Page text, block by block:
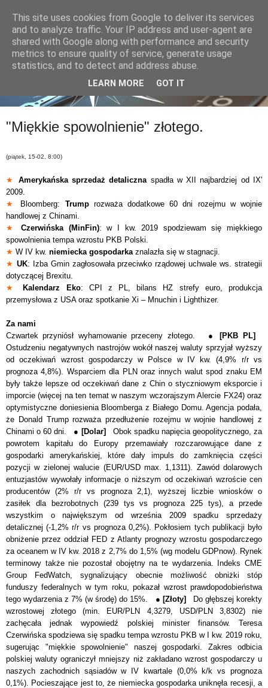
"Miękkie spowolnienie" złotego.
(piątek, 15-02, 8:00)
★ Amerykańska sprzedaż detaliczna spadła w XII najbardziej od IX'
2009.
★
Bloomberg: Trumprozważa dodatkowe 60 dni rozejmu w wojnie
handlowej z Chinami.
★
Czerwińska (MinFin): w I kw. 2019 spodziewam się miękkiego
spowolnienia tempa wzrostu PKB Polski.
★ W IV kw. niemiecka gospodarka znalazła się w stagnacji.
★ UK: Izba Gmin zagłosowała przeciwko rządowej uchwale ws. strategii
dotyczącej Brexitu.
★
Kalendarz Eko: CPI z PL, bilans HZ strefy euro, produkcja
przemysłowa z USA oraz spotkanie Xi – Mnuchin i Lighthizer.
Za nami
Czwartek przyniósł wyhamowanie przeceny złotego. ●[PKB PL]
Ostudzeniu negatywnych nastrojów wokół naszej waluty sprzyjał wyższy
od oczekiwań wzrost gospodarczy w Polsce w IV kw. (4,9% r/r vs
prognoza 4,8%). Wsparciem dla PLN oraz innych walut spod znaku EM
były także lepsze od oczekiwań dane z Chin o styczniowym eksporcie i
imporcie (więcej na ten temat w naszym wczorajszym Alercie FX24) oraz
optymistyczne doniesienia Bloomberga z Białego Domu. Agencja podała,
że Donald Trump rozważa przedłużenie rozejmu w wojnie handlowej z
Chinami o 60 dni. ● [Dolar] Obok spadku napięcia geopolitycznego, za
powrotem kapitału do Europy przemawiały rozczarowujące dane z
gospodarki amerykańskiej, które dały impuls do zamknięcia części
pozycji w zielonej walucie (EUR/USD max. 1,1311). Zawód dolarowych
entuzjastów wywołały informacje o niższym od oczekiwań wzroście cen
producentów (2% r/r vs prognoza 2,1), wyższej liczbie wniosków o
zasiłek dla bezrobotnych (239 tys vs prognoza 225 tys), a przede
wszystkim o największym od września 2009 spadku sprzedaży
detalicznej (-1,2% r/r vs prognoza 0,2%). Pokłosiem tych publikacji było
obniżenie przez oddział FED z Atlanty prognozy wzrostu gospodarczego
za oceanem w IV kw. 2018 z 2,7% do 1,5% (wg modelu GDPnow). Rynek
terminowy także nie pozostał obojętny na te wydarzenia. Indeks CME
Group FedWatch, sygnalizujący obecnie możliwość obniżki stóp
funduszy federalnych w tym roku, pokazał wzrost prawdopodobieństwa
tego wydarzenia z 7% (w środę) do 15%. ● [Złoty] Do głębszej korekty
wzrostowej złotego (min. EUR/PLN 4,3279, USD/PLN 3,8302) nie
zachęcała jednak wypowiedź polskiej minister finansów. Teresa
Czerwińska spodziewa się spadku tempa wzrostu PKB w I kw. 2019 roku,
sugerując "miękkie spowolnienie" naszej gospodarki. Zakres odbicia
polskiej waluty ograniczył mniejszy niż zakładano wzrost gospodarczy u
naszych zachodnich sąsiadów w IV kwartale (0,0% k/k vs prognoza
0,1%). Pocieszające jest to, że niemiecka gospodarka uniknęła recesji, a
This site uses cookies from Google to deliver its services
and to analyze traffic. Your IP address and user-agent are
shared with Google along with performance and security
metrics to ensure quality of service, generate usage
statistics, and to detect and address abuse.
LEARN MORE GOT IT